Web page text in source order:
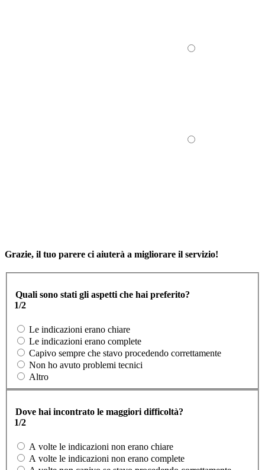
Grazie, il tuo parere ci aiuterà a migliorare il servizio!
Quali sono stati gli aspetti che hai preferito?
1/2
Le indicazioni erano chiare
Le indicazioni erano complete
Capivo sempre che stavo procedendo correttamente
Non ho avuto problemi tecnici
Altro
Dove hai incontrato le maggiori difficoltà?
1/2
A volte le indicazioni non erano chiare
A volte le indicazioni non erano complete